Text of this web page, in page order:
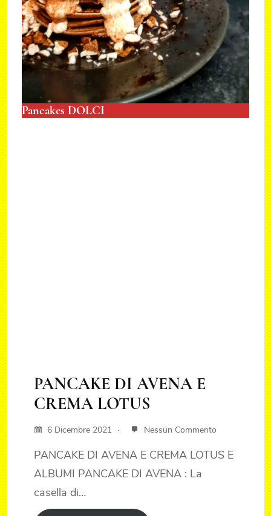
Pancakes DOLCI
PANCAKE DI AVENA E
CREMA LOTUS
6 Dicembre 2021 Nessun Commento
PANCAKE DI AVENA E CREMA LOTUS E
ALBUMI PANCAKE DI AVENA : La
casella di…